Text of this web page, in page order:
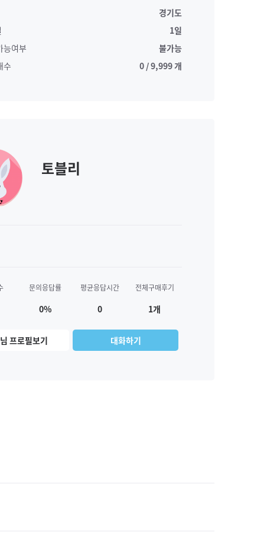
경기도
1일
능여부
불가능
수
0 / 9,999 개
토블리
문의응답률
0%
평균응답시간
0
전체구매후기
1개
프로필보기 대화하기